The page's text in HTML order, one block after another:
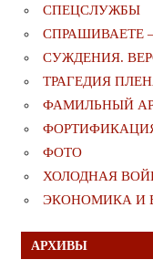
СПЕЦСЛУЖБЫ
СПРАШИВАЕТЕ
СУЖДЕНИЯ.
ТРАГЕДИЯ
ФАМИЛЬНЫЙ
ФОТО
ХОЛОДНАЯ
ЭКОНОМИКА И
АРХИВЫ